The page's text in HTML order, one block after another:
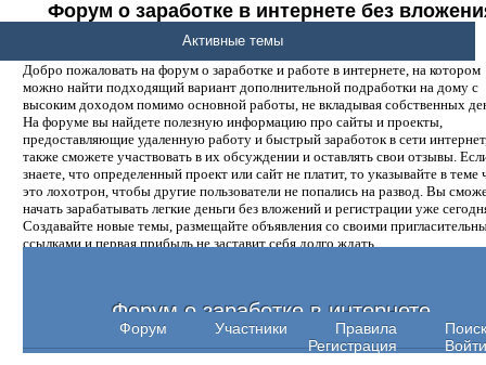
Форум о заработке в интернете без
денег.
Добро пожаловать на форум о заработке и работе в интернете, на котором
можно найти подходящий вариант дополнительной подработки на дому с
высоким доходом помимо основной работы, не вкладывая собственных
На форуме вы найдете полезную информацию про сайты и проекты,
предоставляющие удаленную работу и быстрый заработок в сети
также сможете участвовать в их обсуждении и оставлять свои отзывы.
знаете, что определенный проект или сайт не платит, то указывайте в теме
это лохотрон, чтобы другие пользователи не попались на развод. Вы
начать зарабатывать легкие деньги без вложений и регистрации уже
Создавайте новые темы, размещайте объявления со своими
ссылками и первая прибыль не заставит себя долго ждать.
Форум о заработке в интернете
Форум Участники Правила
Поиск
Регистрация
Войти
Активные темы